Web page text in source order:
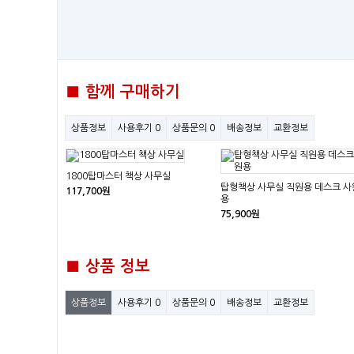
■ 함께 구매하기
상품정보 사용후기 0 상품문의 0 배송정보 교환정보
1800탑마스터 책상 사무실
117,700원
탑형책상 사무실 직원용 데스크 사
용
75,900원
■ 상품 정보
상품정보 사용후기 0 상품문의 0 배송정보 교환정보